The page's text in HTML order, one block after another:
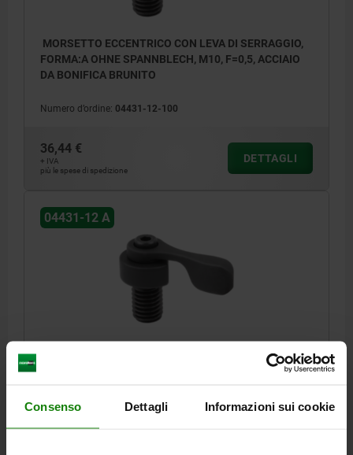
Consenso Dettagli Informazioni sui cookie
(3) leva di serraggio
(4) chiave esagonale
(5) eccentrico di serraggio
MORSETTO ECCENTRICO CON LEVA DI SERRAGGIO,
FORMA:A OHNE SPANNBLECH, M10, F=0,5, ACCIAIO
DA BONIFICA BRUNITO
Numero d’ordine: 04431-12-100
36,44 €
+ IVA
più le spese di spedizione
DETTAGLI
04431-12 A
FORMA:A OHNE SPANNBLECH, M12, F=0,7, ACCIAIO
04431-12-120